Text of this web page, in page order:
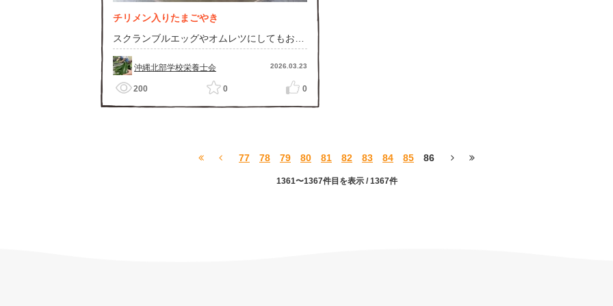
チリメン入りたまごやき
スクランブルエッグやオムレツにしてもおい
しいよ！
沖縄北部学校栄養士会 2026.03.23
200 0 0
77 78 79 80 81 82 83 84 85 86
1361〜1367件目を表示/ 1367件